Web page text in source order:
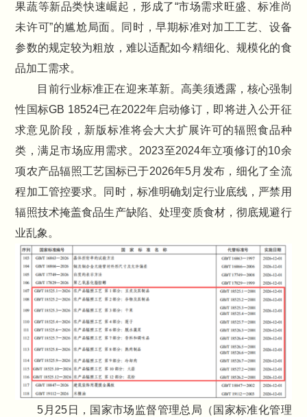
果蔬等新品类快速崛起，形成了“市场需求旺盛、标准尚
未许可”的尴尬局面。同时，早期标准对加工工艺、设备
参数的规定较为粗放，难以适配如今精细化、规模化的食
品加工需求。
目前行业标准正在迎来革新。高美须透露，核心强制
性国标GB 18524已在2022年启动修订，即将进入公开征
求意见阶段，新版标准将会大大扩展许可的辐照食品种
类，满足市场应用需求。2023至2024年立项修订的10余
项农产品辐照工艺国标已于2026年5月发布，细化了全流
程加工管控要求。同时，标准明确划定行业底线，严禁用
辐照技术掩盖食品生产缺陷、处理变质食材，彻底规避行
业乱象。
5月25日，国家市场监督管理总局（国家标准化管理